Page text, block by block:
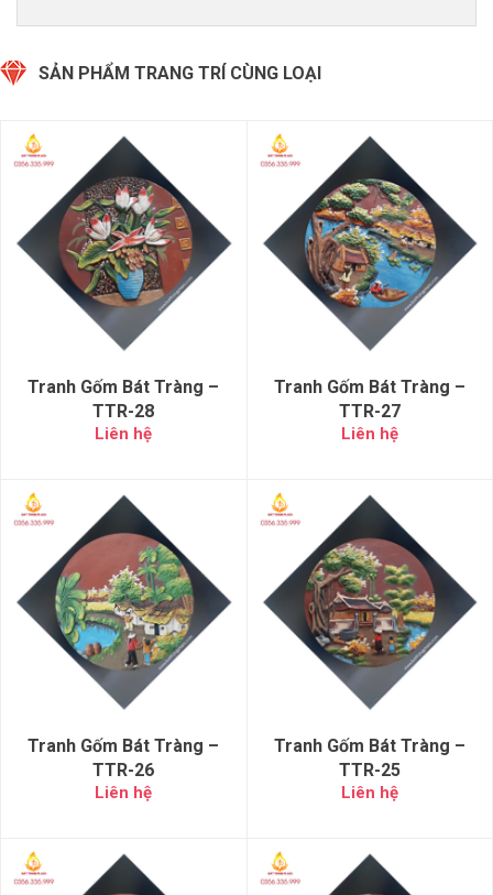
SẢN PHẨM TRANG TRÍ CÙNG LOẠI
Tranh Gốm Bát Tràng –
TTR-28
Liên hệ
Tranh Gốm Bát Tràng –
TTR-27
Liên hệ
Tranh Gốm Bát Tràng –
TTR-26
Liên hệ
Tranh Gốm Bát Tràng –
TTR-25
Liên hệ